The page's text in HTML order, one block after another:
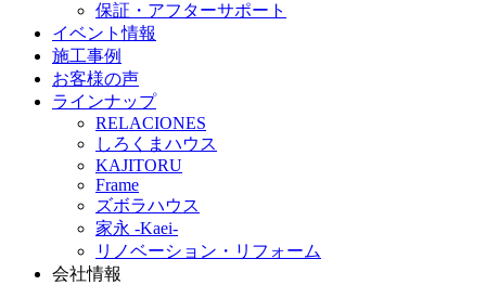
保証・アフターサポート
イベント情報
施工事例
お客様の声
ラインナップ
RELACIONES
しろくまハウス
KAJITORU
Frame
ズボラハウス
家永 -Kaei-
リノベーション・リフォーム
会社情報